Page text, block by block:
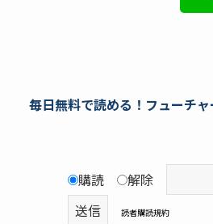
毎日無料で読める！フューチ
購読 解除
読者購読規約